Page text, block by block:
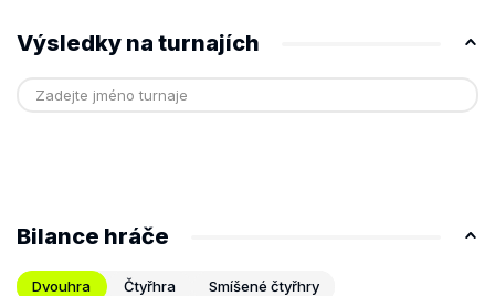
Výsledky na turnajích
Bilance hráče
Dvouhra Čtyřhra Smíšené čtyřhry